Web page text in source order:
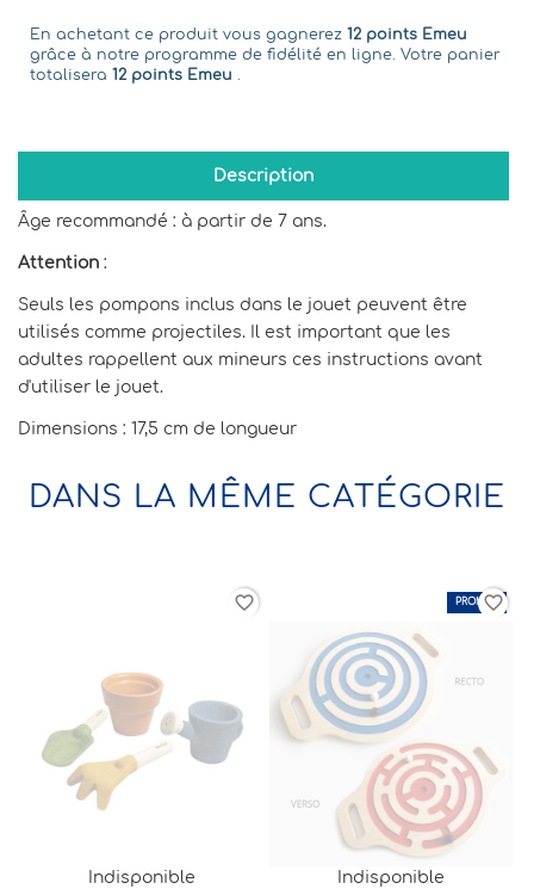
En achetant ce produit vous gagnerez 12 points Emeu
grâce à notre programme de fidélité en ligne. Votre panier
totalisera 12 points Emeu .
Description
Âge recommandé : à partir de 7 ans.
Attention :
Seuls les pompons inclus dans le jouet peuvent être
utilisés comme projectiles. Il est important que les
adultes rappellent aux mineurs ces instructions avant
d'utiliser le jouet.
Dimensions : 17,5 cm de longueur
DANS LA MÊME CATÉGORIE
-13,33%
PROMO !
Indisponible
favorite_border
Indisponible
favorite_border